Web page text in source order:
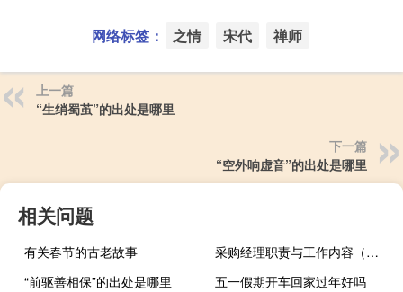
网络标签： 之情 宋代 禅师
上一篇
“生绡蜀茧”的出处是哪里
下一篇
“空外响虚音”的出处是哪里
相关问题
有关春节的古老故事
采购经理职责与工作内容（采购经理职责）
“前驱善相保”的出处是哪里
五一假期开车回家过年好吗